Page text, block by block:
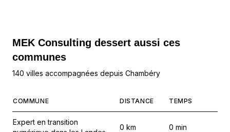
MEK Consulting dessert aussi ces
communes
140 villes accompagnées depuis Chambéry
COMMUNE DISTANCE TEMPS
Expert en transition
0 km 0 min